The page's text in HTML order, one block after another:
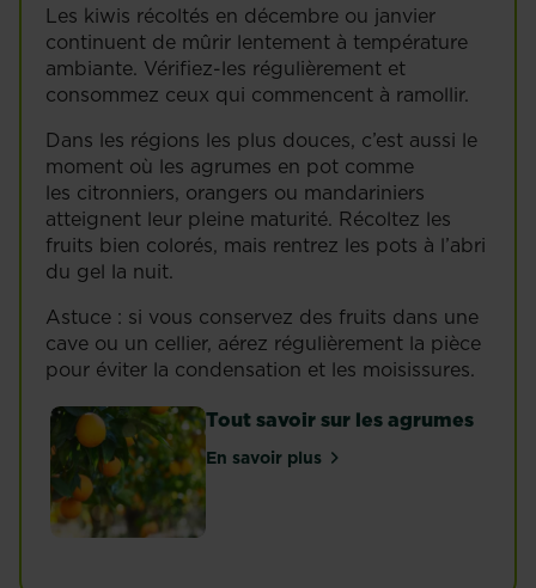
Les kiwis récoltés en décembre ou janvier
continuent de mûrir lentement à température
ambiante. Vérifiez-les régulièrement et
consommez ceux qui commencent à ramollir.
Dans les régions les plus douces, c’est aussi le
moment où les agrumes en pot comme
les citronniers, orangers ou mandariniers
atteignent leur pleine maturité. Récoltez les
fruits bien colorés, mais rentrez les pots à l’abri
du gel la nuit.
Astuce : si vous conservez des fruits dans une
cave ou un cellier, aérez régulièrement la pièce
pour éviter la condensation et les moisissures.
Tout savoir sur les agrumes
En savoir plussur Tout savoir sur les agrumes